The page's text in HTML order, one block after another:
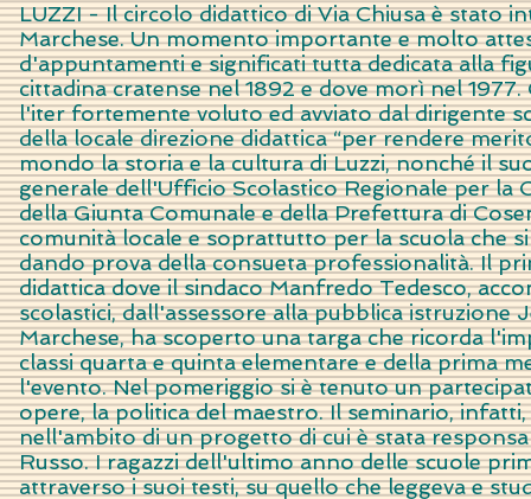
LUZZI - Il circolo didattico di Via Chiusa è stato
Marchese. Un momento importante e molto
d'appuntamenti e significati tutta dedicata alla
cittadina cratense nel 1892 e dove morì nel
l'iter fortemente voluto ed avviato dal dirigente
della locale direzione didattica “per rendere
mondo la storia e la cultura di Luzzi, nonché il
generale dell'Ufficio Scolastico Regionale per
della Giunta Comunale e della Prefettura di
comunità locale e soprattutto per la scuola che
dando prova della consueta professionalità. Il
didattica dove il sindaco Manfredo Tedesco,
scolastici, dall'assessore alla pubblica istruzione
Marchese, ha scoperto una targa che ricorda
classi quarta e quinta elementare e della prima
l'evento. Nel pomeriggio si è tenuto un
opere, la politica del maestro. Il seminario,
nell'ambito di un progetto di cui è stata
Russo. I ragazzi dell'ultimo anno delle scuole
attraverso i suoi testi, su quello che leggeva e